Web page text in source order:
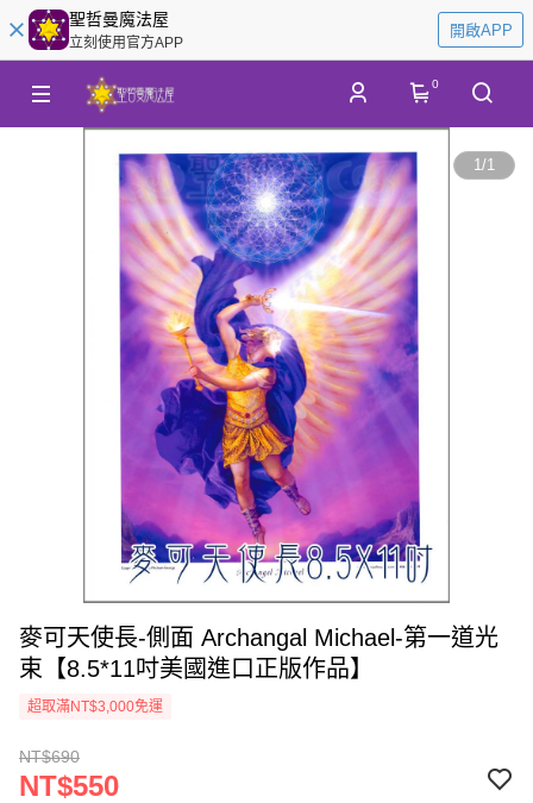
聖哲曼魔法屋
立刻使用官方APP
開啟APP
0
1/1
麥可天使長-側面 Archangal Michael-第一道光
束【8.5*11吋美國進口正版作品】
超取滿NT$3,000免運
NT$690
NT$550